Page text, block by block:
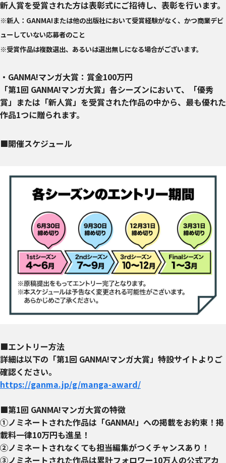
新人賞を受賞された方は表彰式にご招待し、表彰を行います。
※新人：GANMA!または他の出版社において受賞経験がなく、かつ商業デビ
ューしていない応募者のこと
※受賞作品は複数選出、あるいは選出無しになる場合がございます。
・GANMA!マンガ大賞：賞金100万円
「第1回 GANMA!マンガ大賞」各シーズンにおいて、「優秀
賞」または「新人賞」を受賞された作品の中から、最も優れた
作品1つに贈られます。
■開催スケジュール
■エントリー方法
詳細は以下の「第1回 GANMA!マンガ大賞」特設サイトよりご
確認ください。
https://ganma.jp/g/manga-award/
■第1回 GANMA!マンガ大賞の特徴
①ノミネートされた作品は「GANMA!」への掲載をお約束！掲
載料一律10万円も進呈！
②ノミネートされなくても担当編集がつくチャンスあり！
③ノミネートされた作品は累計フォロワー10万人の公式アカ